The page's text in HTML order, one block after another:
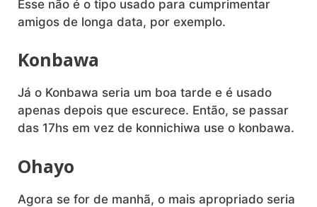
Esse não é o tipo usado para cumprimentar
amigos de longa data, por exemplo.
Konbawa
Já o Konbawa seria um boa tarde e é usado
apenas depois que escurece. Então, se passar
das 17hs em vez de konnichiwa use o konbawa.
Ohayo
Agora se for de manhã, o mais apropriado seria